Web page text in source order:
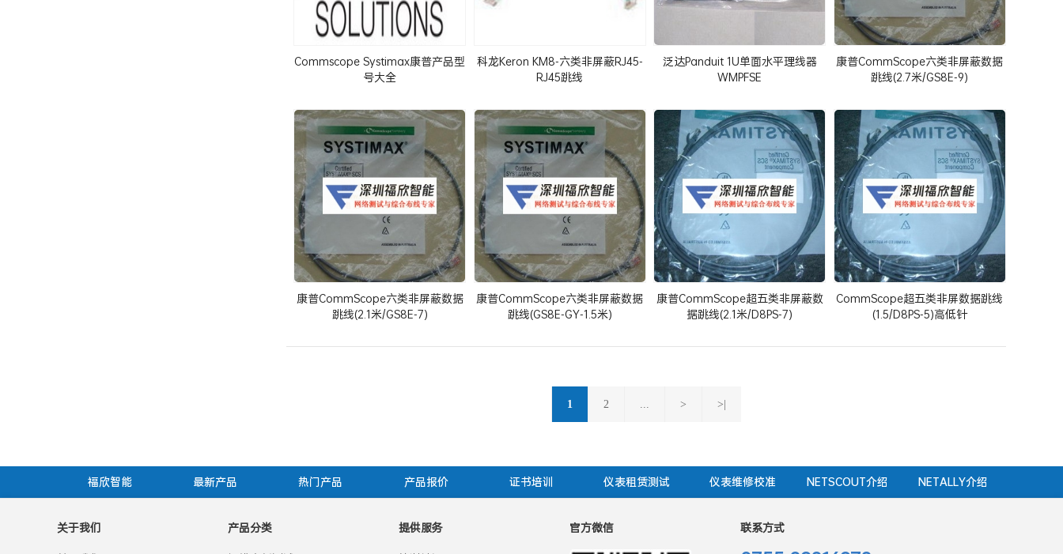
Commscope Systimax康普产品型
号大全
科龙Keron KM8-六类非屏蔽RJ45-
RJ45跳线
泛达Panduit 1U单面水平理线器
WMPFSE
康普CommScope六类非屏蔽数据
跳线(2.7米/GS8E-9)
康普CommScope六类非屏蔽数据
跳线(2.1米/GS8E-7)
康普CommScope六类非屏蔽数据
跳线(GS8E-GY-1.5米)
康普CommScope超五类非屏蔽数
据跳线(2.1米/D8PS-7)
CommScope超五类非屏数据跳线
(1.5/D8PS-5)高低针
1 2 ... > >|
福欣智能 最新产品 热门产品 产品报价 证书培训 仪表租赁测试 仪表维修校准 NETSCOUT介绍 NETALLY介绍
关于我们 产品分类 提供服务 官方微信 联系方式